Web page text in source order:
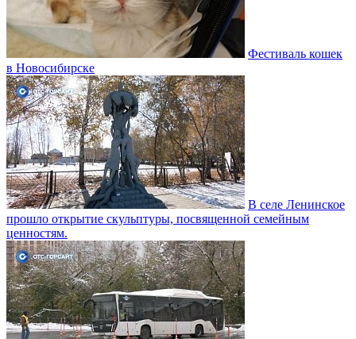
Фестиваль кошек
в Новосибирске
В селе Ленинское
прошло открытие скульптуры, посвященной семейным
ценностям.